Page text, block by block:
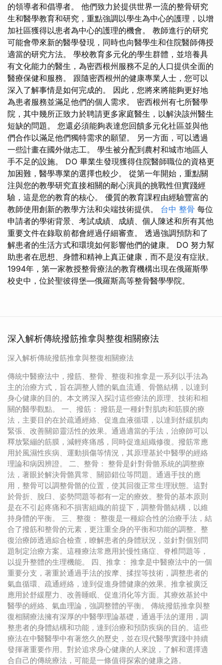
的領導者和倡導者。 他們致力於提供世界一流的整骨研究
生和醫學教育和研究，重點強調以學生為中心的護理，以增
加社區獲得以患者為中心的護理的機會。 教師進行的研究
可能會帶來新的醫學發現，同時也向醫學生和住院醫師傳授
適當的研究方法。 學校教育多元化的學生群體，並培養具
有文化能力的醫生，為密西根州服務不足的人口提供全面的
醫療保健和服務。 跟隨密西根州的健康專業人士，您可以
深入了解事情是如何完成的。 因此，您將來將能夠更好地
為患者服務並滿足他們的個人需求。 密西根州有七所醫學
院，其中幾所正致力於聘請更多家庭醫生，以解決該州醫生
短缺的問題。 您還必須能夠表達您回饋多元化社區並與他
們合作以滿足他們獨特需求的願望。 另一方面，可以透過
一些計畫在國外做志工。 學生被分配到農村和城市地區人
手不足的設施。 DO 畢業生發現獲得住院醫師職位的資格更
加困難，醫學專業的選擇也較少。 從第一年開始，重點關
注與您的教學研究直接相關的耐心演員的挑戰性但實踐經
驗，這是您的教育的核心。 優質的教育課程由經驗豐富的
教師使用創新的教學方法和尖端技術提供。 台中 整骨 每位
申請者的學術背景、考試成績、成績、個人陳述和所有其他
重要文件在錄取前都會經過仔細審查。 透過強調預防和了
解患者的生活方式和環境如何影響他們的健康。 DO 努力幫
助患者在思想、身體和精神上真正健康，而不是沒有症狀。
1994年，第一家教授整骨療法的教育機構出現在俄羅斯學
校史中，位於聖彼得堡—俄羅斯高等整骨醫學學院。
深入解析傳統撥筋推拿與整復相關療法
深入解析傳統撥筋推拿與整復相關療法
傳統中醫療法中，撥筋、整骨、整復和推拿是一系列以手法為
主的治療方式，旨在調整人體的氣血流通、骨骼結構，以達到
身心健康的目的。本文將深入探討這些療法的原理、技術和相
關的醫學觀點。 一、撥筋： 撥筋是一種針對肌肉和筋膜的療
法，主要目的在於疏通經絡、促進血液循環，以達到舒緩肌肉
緊張、改善關節靈活性的效果。通過適當的手法，治療師可以
釋放緊繃的筋膜，減輕疼痛感，同時促進組織修復。撥筋常應
用於風濕性疾病、運動損傷等情況，其原理基於中醫學的經絡
理論和病因辨證。 二、整骨： 整骨是針對骨骼系統的調整療
法，著眼於解決骨骼異常、關節錯位等問題。通過手技的應
用，整骨可以調整骨骼的位置，使其回復正常生理狀態。這對
於骨折、脫臼、姿勢問題等都有一定的療效。整骨的基本原則
是在不引起疼痛和不損害組織的前提下，調整骨骼結構，以維
持身體的平衡。 三、整復： 整復是一種綜合性的治療手法，結
合了撥筋和整骨的元素，更注重全身的平衡和功能的調整。整
復治療師透過綜合檢查，瞭解患者的身體狀況，並針對個別問
題制定治療方案。這種療法常應用於慢性痛症、脊椎問題等，
以提升整體的生理機能。 四、推拿： 推拿是中醫療法中的一個
重要分支，著重於通過手法的按摩、揉捏等技術，調整患者的
氣血循環、疏通經絡，達到促進身體健康的效果。推拿被廣泛
應用於舒緩壓力、改善睡眠、促進消化等方面。其療效基於中
醫學的經絡、氣血理論，強調整體的平衡。 傳統撥筋推拿與整
復相關療法擁有深厚的中醫學理論基礎，通過手法的運用，調
整患者的身體結構和功能，達到治療和預防疾病的目的。這些
療法在中醫醫學中有著悠久的歷史，並在現代醫學實踐中持續
發揮著重要作用。對於追求身心健康的人來說，了解和選擇適
合自己的傳統療法，可能是一條值得探索的健康之路。